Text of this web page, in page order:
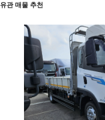
유관 매물 추천